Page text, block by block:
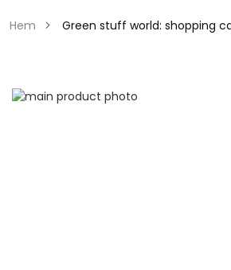
hem green stuff world: shopping
Hoppa